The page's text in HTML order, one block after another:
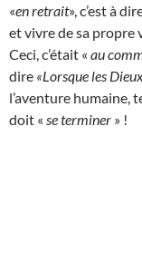
«en retrait», c’est à
et vivre de sa propre
Ceci, c’était « au
dire «Lorsque les
l’aventure humaine,
doit « se terminer » !